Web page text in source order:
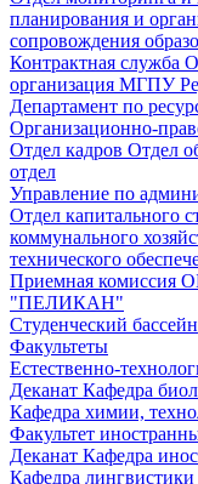
планирования и
сопровождения
Контрактная служба
организация МГПУ
Департамент по
Организационно-
Отдел кадров Отдел
отдел
Управление по
Отдел капитального
коммунального
технического
Приемная комиссия
"ПЕЛИКАН"
Студенческий бассейн
Факультеты
Естественно-
Деканат Кафедра
Кафедра химии,
Факультет
Деканат Кафедра
Кафедра лингвистики